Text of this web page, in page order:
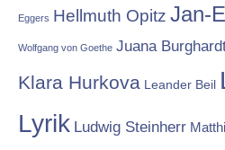
Eggers Hellmuth Opitz Jan-
Wolfgang von Goethe Juana
Klara Hurkova Leander Beil
Lyrik Ludwig Steinherr